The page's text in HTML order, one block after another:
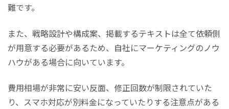
難です。
また、戦略設計や構成案、掲載するテキストは全て依頼側
が用意する必要があるため、自社にマーケティングのノウ
ハウがある場合に向いています。
費用相場が非常に安い反面、修正回数が制限されていた
り、スマホ対応が別料金になっていたりする注意点がある